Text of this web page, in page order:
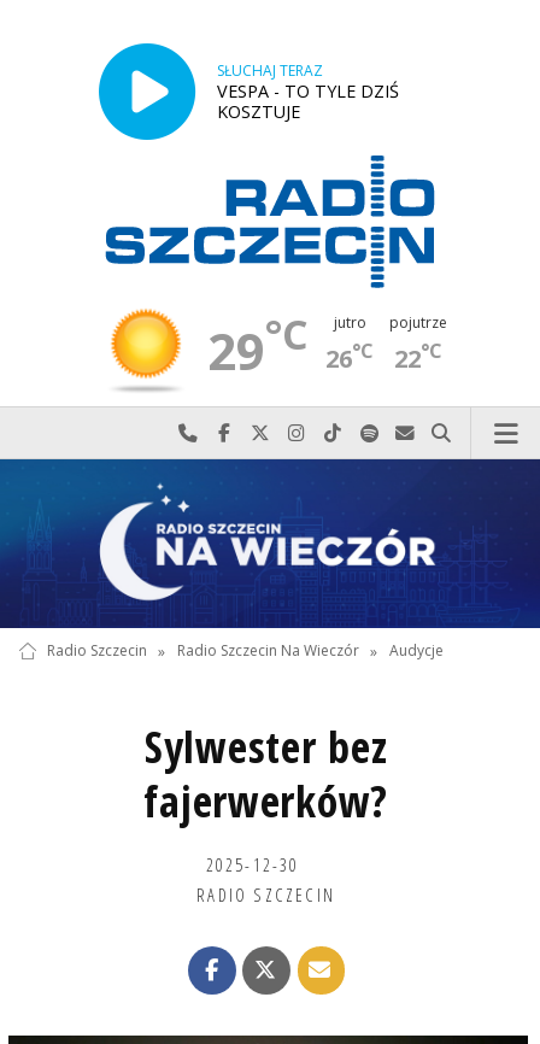
SŁUCHAJ TERAZ
VESPA - TO TYLE DZIŚ
KOSZTUJE
29°C jutro
26°C
pojutrze
22°C
Najlepiej po prostu do nas zadzwoń
Odwiedź nas na Facebook-u
Odwiedź nas na X
Odwiedź nas na Instagram-ie
Odwiedź nas na TikTok-u
Szukaj nas na Spotify
Wyślij do nas
Szukaj
Radio Szczecin » Radio Szczecin Na Wieczór » Audycje
Sylwester bez
fajerwerków?
2025-12-30
RADIO SZCZECIN